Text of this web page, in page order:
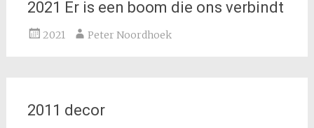
2021 Er is een boom die ons verbindt
2021 Peter Noordhoek
2011 decor